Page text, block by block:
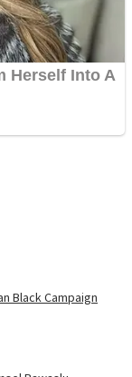
Black Campaign